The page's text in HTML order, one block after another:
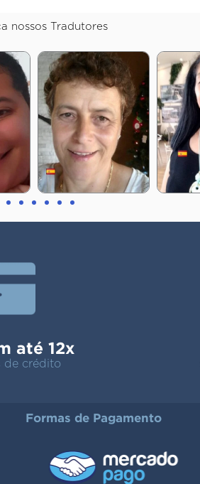
nossos Tradutores
até 12x
de crédito
Formas de Pagamento